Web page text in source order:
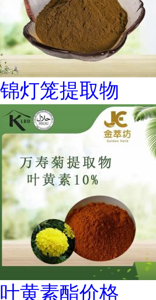
锦灯笼提取物
叶黄素酯价格